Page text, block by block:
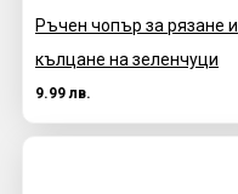
Ръчен чопър за рязане и
кълцане на зеленчуци
9.99 лв.